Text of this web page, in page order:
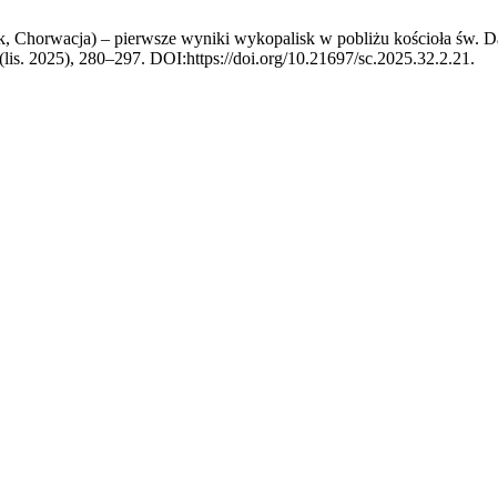
– pierwsze wyniki wykopalisk w pobliżu kościoła św.
2025), 280–297. DOI:https://doi.org/10.21697/sc.2025.32.2.21.